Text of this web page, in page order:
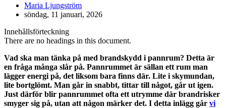
Maria Ljungström
söndag, 11 januari, 2026
Innehållsförteckning
There are no headings in this document.
Vad ska man tänka på med brandskydd i pannrum? Detta är
en fråga många slår på. Pannrummet är sällan ett rum man
lägger energi på, det liksom bara finns där. Lite i skymundan,
lite bortglömt. Man går in snabbt, tittar till något, går ut igen.
Just därför blir pannrummet ofta ett utrymme där brandrisker
smyger sig på, utan att någon märker det. I detta inlägg går vi